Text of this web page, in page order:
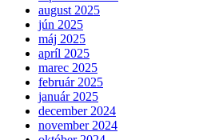
august 2025
jún 2025
máj 2025
apríl 2025
marec 2025
február 2025
január 2025
december 2024
november 2024